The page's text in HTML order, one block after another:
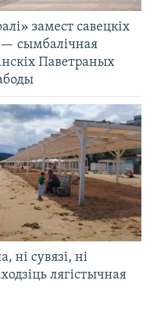
замест савецкіх
— сымбалічная
Паветраных
ні сувязі, ні
лягістычная